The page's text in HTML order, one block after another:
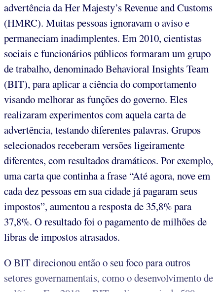
advertência da Her Majesty’s Revenue and Customs
(HMRC). Muitas pessoas ignoravam o aviso e
permaneciam inadimplentes. Em 2010, cientistas
sociais e funcionários públicos formaram um grupo
de trabalho, denominado Behavioral Insights Team
(BIT), para aplicar a ciência do comportamento
visando melhorar as funções do governo. Eles
realizaram experimentos com aquela carta de
advertência, testando diferentes palavras. Grupos
selecionados receberam versões ligeiramente
diferentes, com resultados dramáticos. Por exemplo,
uma carta que continha a frase “Até agora, nove em
cada dez pessoas em sua cidade já pagaram seus
impostos”, aumentou a resposta de 35,8% para
37,8%. O resultado foi o pagamento de milhões de
libras de impostos atrasados.
O BIT direcionou então o seu foco para outros
setores governamentais, como o desenvolvimento de